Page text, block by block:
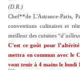
(D.R.)
Chef**de L'Astrance-Paris,
conventions culinaires et
meilleur des cuisines “
C'est ce goût pour
mettra en commun avec le
vont tenir à 4 mains le lundi